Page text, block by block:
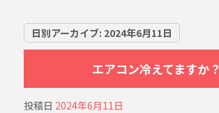
日別アーカイブ: 2024年6月11日
エアコン冷えてますか？
投稿日 2024年6月11日